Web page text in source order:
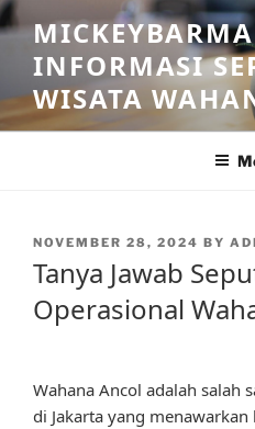
Skip
to
contentINFORMASI
WISATA
POSTED
NOVEMBER 28, 2024 BY
Tanya Jawab
Operasional
Wahana Ancol adalah salah
di Jakarta yang